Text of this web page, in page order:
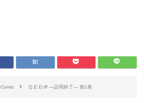
Comic Q.E.D.iff ―証明終了― 第1巻